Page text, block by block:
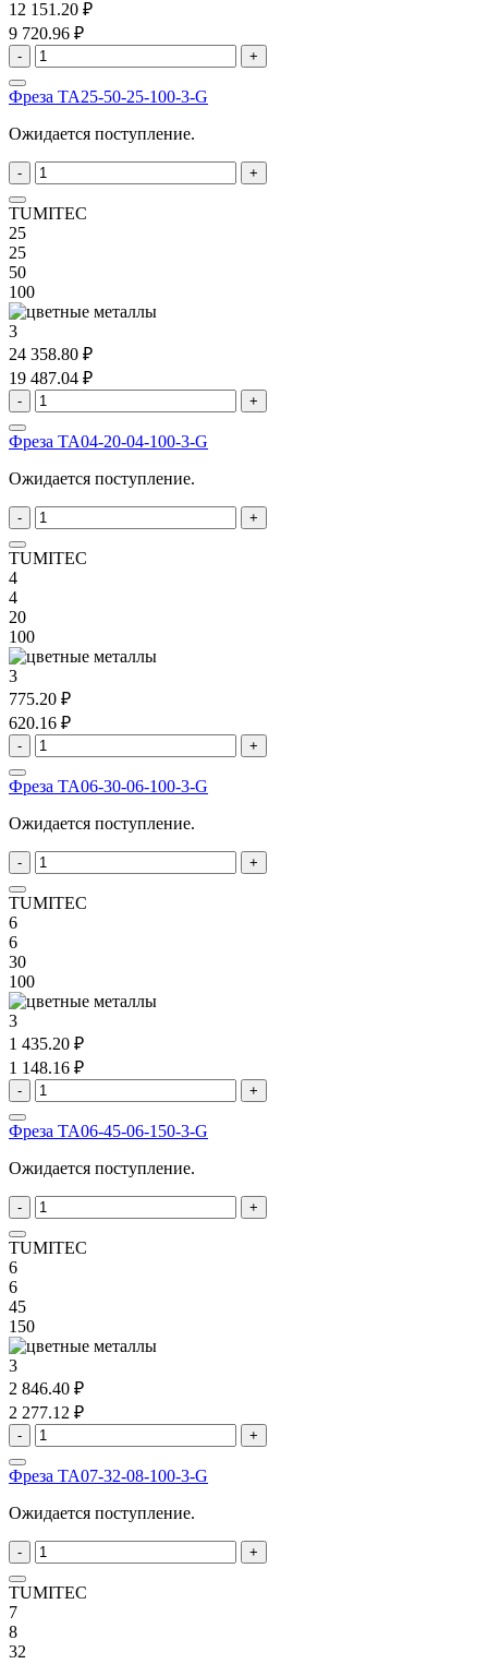
12 151.20 ₽
9 720.96 ₽
- +
Фреза TA25-50-25-100-3-G
Ожидается поступление.
- +
TUMITEC
25
25
50
100
3
24 358.80 ₽
19 487.04 ₽
- +
Фреза TA04-20-04-100-3-G
Ожидается поступление.
- +
TUMITEC
4
4
20
100
3
775.20 ₽
620.16 ₽
- +
Фреза TA06-30-06-100-3-G
Ожидается поступление.
- +
TUMITEC
6
6
30
100
3
1 435.20 ₽
1 148.16 ₽
- +
Фреза TA06-45-06-150-3-G
Ожидается поступление.
- +
TUMITEC
6
6
45
150
3
2 846.40 ₽
2 277.12 ₽
- +
Фреза TA07-32-08-100-3-G
Ожидается поступление.
- +
TUMITEC
7
8
32